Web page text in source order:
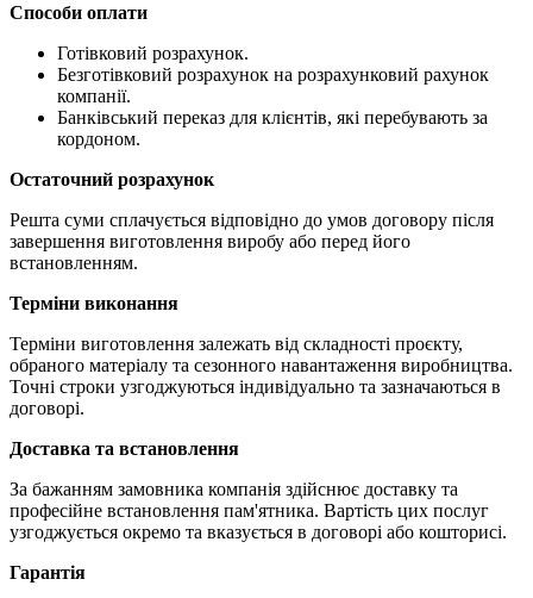
Способи оплати
Готівковий розрахунок.
Безготівковий розрахунок на розрахунковий рахунок
компанії.
Банківський переказ для клієнтів, які перебувають за
кордоном.
Остаточний розрахунок
Решта суми сплачується відповідно до умов договору після
завершення виготовлення виробу або перед його
встановленням.
Терміни виконання
Терміни виготовлення залежать від складності проєкту,
обраного матеріалу та сезонного навантаження виробництва.
Точні строки узгоджуються індивідуально та зазначаються в
договорі.
Доставка та встановлення
За бажанням замовника компанія здійснює доставку та
професійне встановлення пам'ятника. Вартість цих послуг
узгоджується окремо та вказується в договорі або кошторисі.
Гарантія